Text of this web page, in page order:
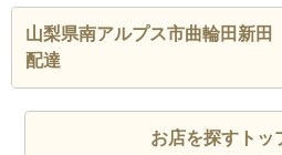
山梨県南アルプス市曲輪田新田
配達
お店を探すトッ